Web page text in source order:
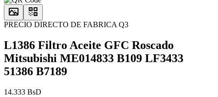
PRECIO DIRECTO DE FABRICA Q3
L1386 Filtro Aceite GFC Roscado
Mitsubishi ME014833 B109 LF3433
51386 B7189
14.333 BsD